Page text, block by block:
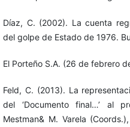
Díaz, C. (2002). La cuenta
del golpe de Estado de 1976.
El Porteño S.A. (26 de febrero
Feld, C. (2013). La
del ‘Documento final…’ al
Mestman& M. Varela